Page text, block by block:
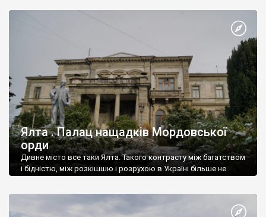
Ялта . Палац нащадків Мордовської
орди
Дивне місто все таки Ялта. Такого контрасту між багатством
і бідністю, між розкішшю і розрухою в Україні більше не